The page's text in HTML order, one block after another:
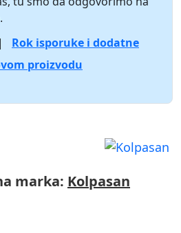
|
Rok isporuke i dodatne
proizvodu
marka: Kolpasan